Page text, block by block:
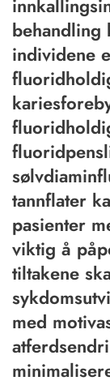
behandling
individene
tannflater
pasienter
viktig å
tiltakene
med